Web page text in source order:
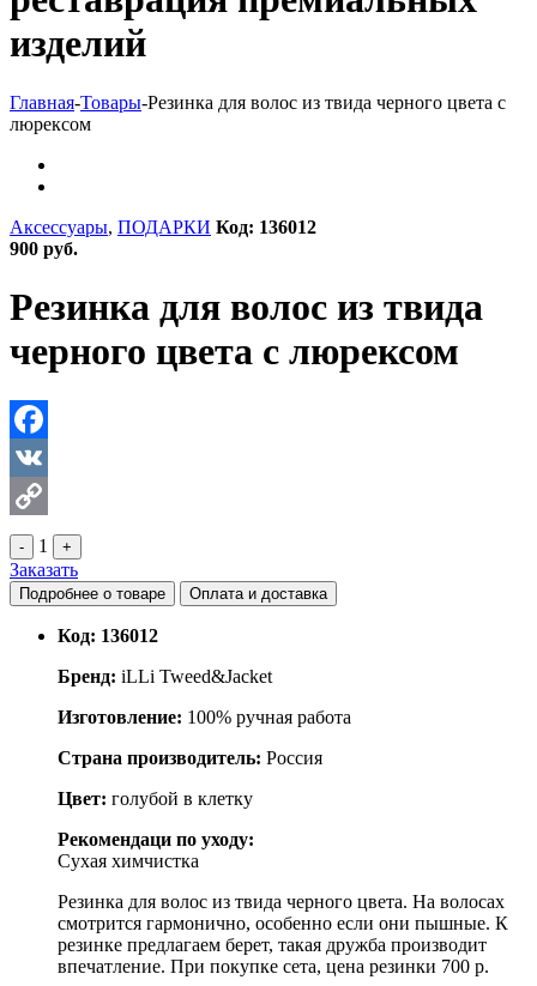
изделий
Главная-Товары-Резинка для волос из твида черного цвета с
люрексом
Аксессуары, ПОДАРКИ Код: 136012
900 руб.
Резинка для волос из твида
черного цвета с люрексом
Facebook
VK
Copy
Link
- 1 +
Заказать
Подробнее о товаре Оплата и доставка
Код: 136012
Бренд: iLLi Tweed&Jacket
Изготовление: 100% ручная работа
Страна производитель: Россия
Цвет: голубой в клетку
Рекомендаци по уходу:
Сухая химчистка
Резинка для волос из твида черного цвета. На волосах
смотрится гармонично, особенно если они пышные. К
резинке предлагаем берет, такая дружба производит
впечатление. При покупке сета, цена резинки 700 р.